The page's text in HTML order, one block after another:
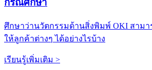
กรณีศึกษา
ศึกษาว่านวัตกรรมด้านสิ่งพิมพ์ OKI สามา
ให้ลูกค้าต่างๆ ได้อย่างไรบ้าง
เรียนรู้เพิ่มเติม >